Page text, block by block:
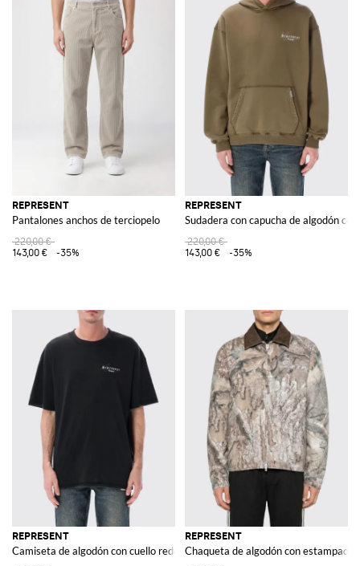
REPRESENT
Pantalones anchos de terciopelo
220,00 €
143,00 €
-35%
REPRESENT
Sudadera con capucha de algodón
220,00 €
143,00 €
-35%
REPRESENT
Camiseta de algodón con cuello redondo y logo
REPRESENT
Chaqueta de algodón con estampado